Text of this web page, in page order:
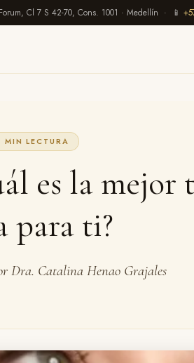
Cl 7 S 42-70, Cons. 1001 · Medellín · 📱
MIN LECTURA
es la mejor
para ti?
Dra. Catalina Henao Grajales